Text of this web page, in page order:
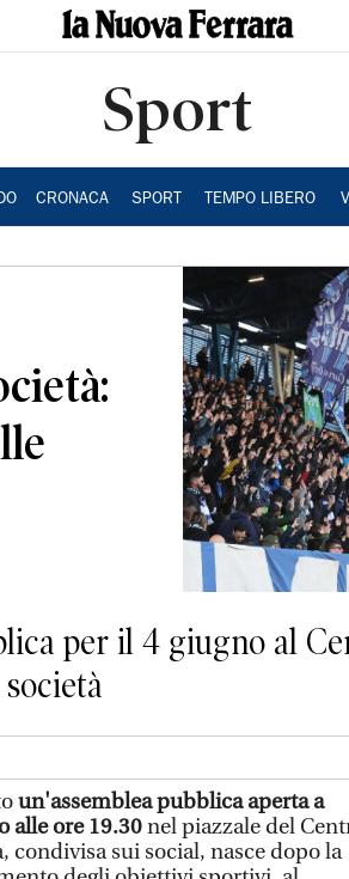
Sport
CRONACA SPORT TEMPO LIBERO
per il 4 giugno al
un'assemblea pubblica aperta a
alle ore 19.30nel piazzale del
sui social, nasce dopo la